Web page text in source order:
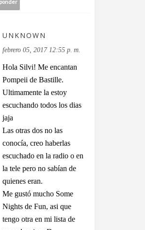
UNKNOWN
febrero 05, 2017 12:55 p. m.
Hola Silvi! Me encantan
Pompeii de Bastille.
Ultimamente la estoy
escuchando todos los dias
jaja
Las otras dos no las
conocía, creo haberlas
escuchado en la radio o en
la tele pero no sabían de
quienes eran.
Me gustó mucho Some
Nights de Fun, asi que
tengo otra en mi lista de